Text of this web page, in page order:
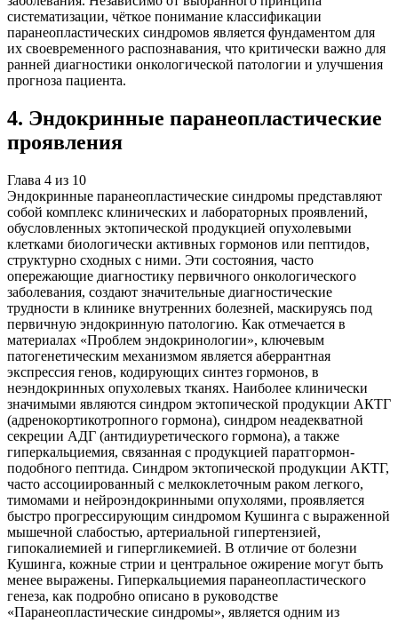
систематизации, чёткое понимание классификации
паранеопластических синдромов является фундаментом для
их своевременного распознавания, что критически важно для
ранней диагностики онкологической патологии и улучшения
прогноза пациента.
4. Эндокринные паранеопластические
проявления
Глава 4 из 10
Эндокринные паранеопластические синдромы представляют
собой комплекс клинических и лабораторных проявлений,
обусловленных эктопической продукцией опухолевыми
клетками биологически активных гормонов или пептидов,
структурно сходных с ними. Эти состояния, часто
опережающие диагностику первичного онкологического
заболевания, создают значительные диагностические
трудности в клинике внутренних болезней, маскируясь под
первичную эндокринную патологию. Как отмечается в
материалах «Проблем эндокринологии», ключевым
патогенетическим механизмом является аберрантная
экспрессия генов, кодирующих синтез гормонов, в
неэндокринных опухолевых тканях. Наиболее клинически
значимыми являются синдром эктопической продукции АКТГ
(адренокортикотропного гормона), синдром неадекватной
секреции АДГ (антидиуретического гормона), а также
гиперкальциемия, связанная с продукцией паратгормон-
подобного пептида. Синдром эктопической продукции АКТГ,
часто ассоциированный с мелкоклеточным раком легкого,
тимомами и нейроэндокринными опухолями, проявляется
быстро прогрессирующим синдромом Кушинга с выраженной
мышечной слабостью, артериальной гипертензией,
гипокалиемией и гипергликемией. В отличие от болезни
Кушинга, кожные стрии и центральное ожирение могут быть
менее выражены. Гиперкальциемия паранеопластического
генеза, как подробно описано в руководстве
«Паранеопластические синдромы», является одним из